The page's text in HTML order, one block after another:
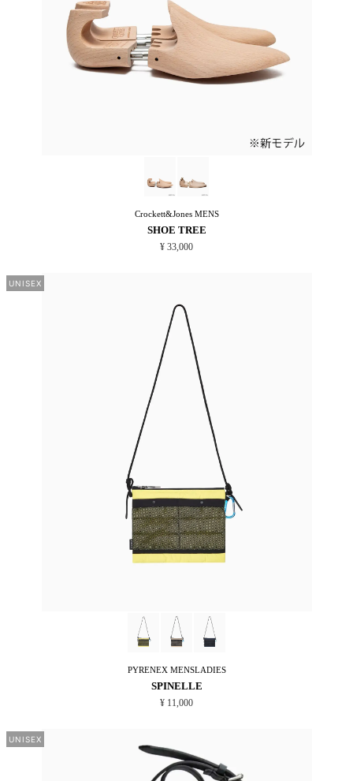
Crockett&JonesMENS
SHOE TREE
¥ 33,000
UNISEX
PYRENEXMENSLADIES
SPINELLE
¥ 11,000
UNISEX